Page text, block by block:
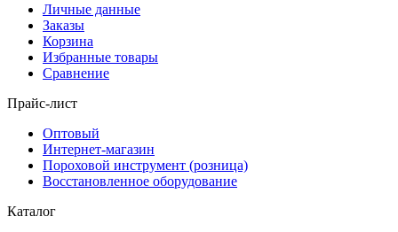
Личные данные
Заказы
Корзина
Избранные товары
Сравнение
Прайс-лист
Оптовый
Интернет-магазин
Пороховой инструмент (розница)
Восстановленное оборудование
Каталог